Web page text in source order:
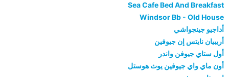
Sea Cafe Bed And Breakfast
Windsor Bb - Old House
أداجيو جينجواشي
أريبيان نايتس إن جيوفين
أول ستاي جيوفن واندر
أون ماي واي جيوفين يوث هوستل